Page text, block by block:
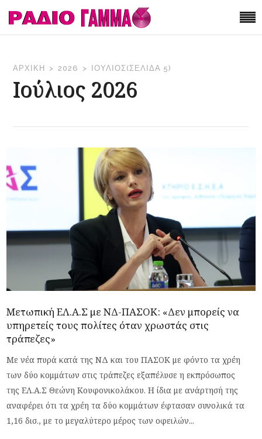
ΑΡΧΙΚΉ 2026 ΙΟΎΛΙΟΣ(ΣΕΛΊΔΑ 5)
Ιούλιος 2026
Μετωπική ΕΛ.Α.Σ με ΝΔ-ΠΑΣΟΚ: «Δεν μπορείς να
υπηρετείς τους πολίτες όταν χρωστάς στις
τράπεζες»
Με νέα πυρά κατά της ΝΔ και του ΠΑΣΟΚ με φόντο τα χρέη
των δύο κομμάτων στις τράπεζες εξαπέλυσε η εκπρόσωπος
της ΕΛ.Α.Σ Θεώνη Κουφονικολάκου. Η ίδια με ανάρτησή της
αναφέρει ότι τα χρέη τα δύο κομμάτων έφτασαν συνολικά τα
1,16 δισ., με το μεγαλύτερο μέρος των οφειλών